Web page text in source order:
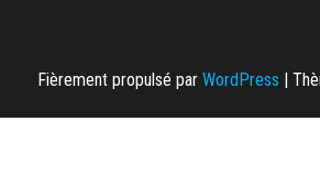
Fièrement propulsé par WordPress